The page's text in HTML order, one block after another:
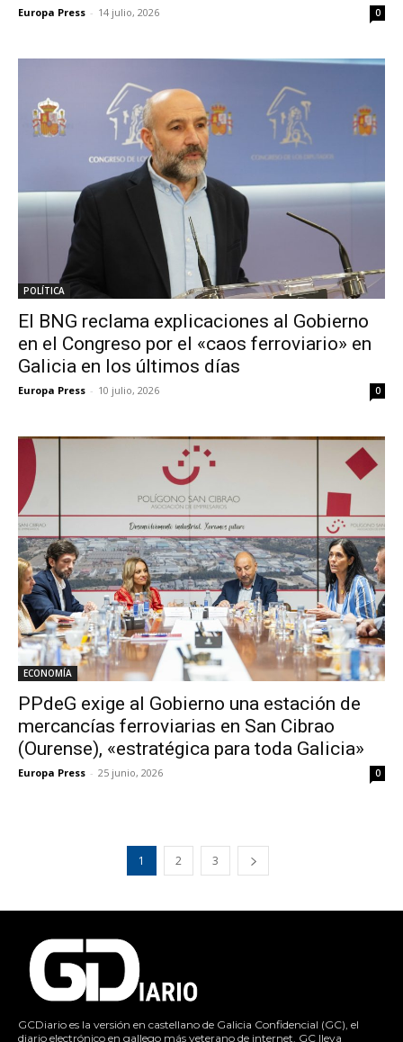
Europa Press - 14 julio, 2026 0
POLÍTICA
El BNG reclama explicaciones al Gobierno
en el Congreso por el «caos ferroviario» en
Galicia en los últimos días
Europa Press - 10 julio, 2026 0
ECONOMÍA
PPdeG exige al Gobierno una estación de
mercancías ferroviarias en San Cibrao
(Ourense), «estratégica para toda Galicia»
Europa Press - 25 junio, 2026 0
1 2 3
GCDiario es la versión en castellano de Galicia Confidencial (GC), el
diario electrónico en gallego más veterano de internet. GC lleva